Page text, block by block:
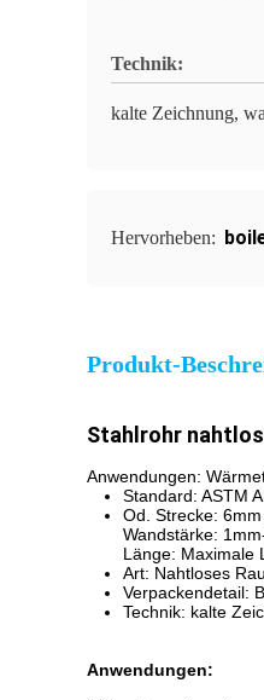
Technik:
kalte Zeichnung,
Hervorheben:
Produkt-
Stahlrohr
Anwendungen:
Standard: ASTM
Od. Strecke:
Wandstärke:
Länge: Maximale
Art: Nahtloses
Verpackendetail:
Technik: kalte
Anwendungen: